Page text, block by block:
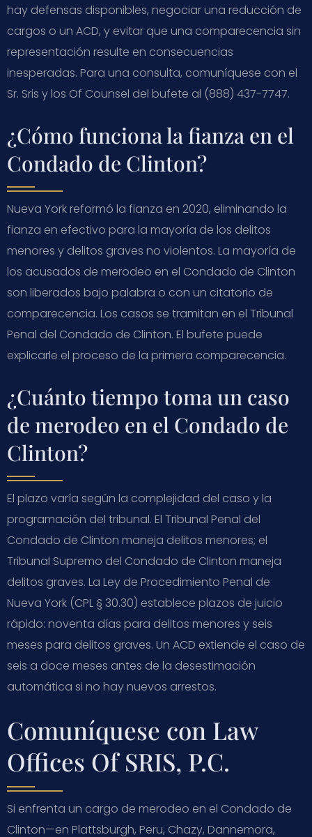
hay defensas disponibles, negociar una reducción de
cargos o un ACD, y evitar que una comparecencia sin
representación resulte en consecuencias
inesperadas. Para una consulta, comuníquese con el
Sr. Sris y los Of Counsel del bufete al (888) 437-7747.
¿Cómo funciona la fianza en el
Condado de Clinton?
Nueva York reformó la fianza en 2020, eliminando la
fianza en efectivo para la mayoría de los delitos
menores y delitos graves no violentos. La mayoría de
los acusados de merodeo en el Condado de Clinton
son liberados bajo palabra o con un citatorio de
comparecencia. Los casos se tramitan en el Tribunal
Penal del Condado de Clinton. El bufete puede
explicarle el proceso de la primera comparecencia.
¿Cuánto tiempo toma un caso
de merodeo en el Condado de
Clinton?
El plazo varía según la complejidad del caso y la
programación del tribunal. El Tribunal Penal del
Condado de Clinton maneja delitos menores; el
Tribunal Supremo del Condado de Clinton maneja
delitos graves. La Ley de Procedimiento Penal de
Nueva York (CPL § 30.30) establece plazos de juicio
rápido: noventa días para delitos menores y seis
meses para delitos graves. Un ACD extiende el caso de
seis a doce meses antes de la desestimación
automática si no hay nuevos arrestos.
Comuníquese con Law
Offices Of SRIS, P.C.
Si enfrenta un cargo de merodeo en el Condado de
Clinton—en Plattsburgh, Peru, Chazy, Dannemora,